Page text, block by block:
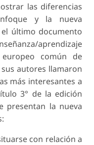
las diferencias
y la nueva
último documento
aprendizaje
común de
autores llamaron
más interesantes a
3° de la edición
presentan la nueva
con relación a